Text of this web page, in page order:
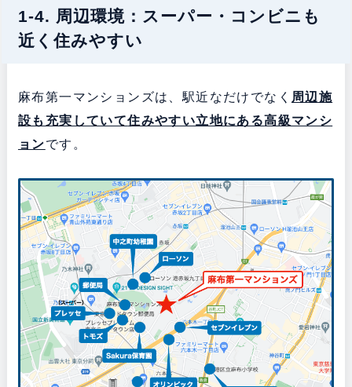
1-4. 周辺環境：スーパー・コンビニも
近く住みやすい
麻布第一マンションズは、駅近なだけでなく 周辺施
設も充実していて住みやすい立地にある高級マンシ
ョンです。